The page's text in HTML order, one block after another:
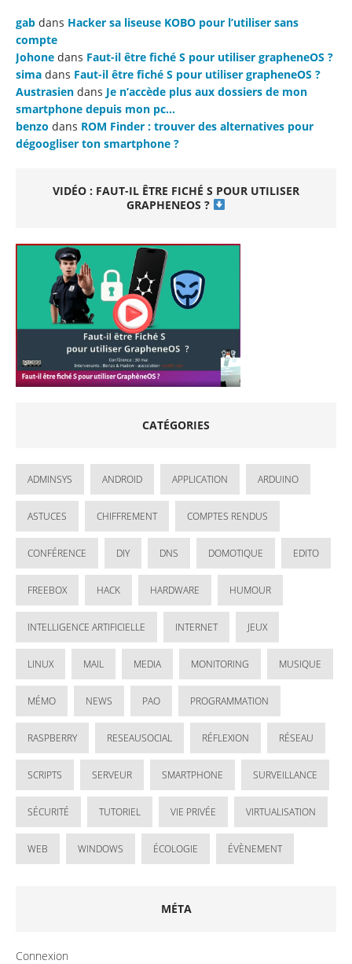
gab dans Hacker sa liseuse KOBO pour l’utiliser sans
compte
Johone dans Faut-il être fiché S pour utiliser grapheneOS ?
sima dans Faut-il être fiché S pour utiliser grapheneOS ?
Austrasien dans Je n’accède plus aux dossiers de mon
smartphone depuis mon pc…
benzo dans ROM Finder : trouver des alternatives pour
dégoogliser ton smartphone ?
VIDÉO : FAUT-IL ÊTRE FICHÉ S POUR UTILISER
GRAPHENEOS ?
CATÉGORIES
ADMINSYS ANDROID APPLICATION ARDUINO
ASTUCES CHIFFREMENT COMPTES RENDUS
CONFÉRENCE DIY DNS DOMOTIQUE EDITO
FREEBOX HACK HARDWARE HUMOUR
INTELLIGENCE ARTIFICIELLE INTERNET JEUX
LINUX MAIL MEDIA MONITORING MUSIQUE
MÉMO NEWS PAO PROGRAMMATION
RASPBERRY RESEAUSOCIAL RÉFLEXION RÉSEAU
SCRIPTS SERVEUR SMARTPHONE SURVEILLANCE
SÉCURITÉ TUTORIEL VIE PRIVÉE VIRTUALISATION
WEB WINDOWS ÉCOLOGIE ÉVÈNEMENT
MÉTA
Connexion